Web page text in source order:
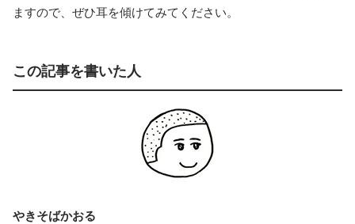
ますので、ぜひ耳を傾けてみてください。
この記事を書いた人
やきそばかおる